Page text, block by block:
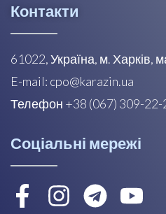
Контакти
61022, Україна, м. Харків,
E-mail: cpo@karazin.ua
Телефон +38 (067) 309-22-
Соціальні мережі